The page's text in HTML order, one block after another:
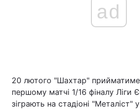
ad
20 лютого "Шахтар" прийматиме
першому матчі 1/16 фіналу Ліги
зіграють на стадіоні "Металіст"